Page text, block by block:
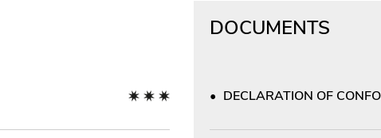
DOCUMENTS
DECLARATION OF